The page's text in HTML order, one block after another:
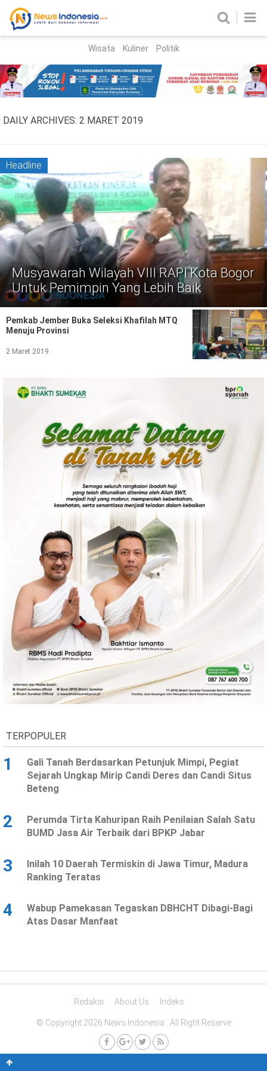
Parlemen
Nasional
Peristiwa
Hukum Kriminal
Korupsi
Politik
Gaya Hidup
Kesehatan Kuliner
Otomotif
Budaya
Ekonomi Olahraga
2026
News
Right
Reserve
Wisata Kuliner Politik
DAILY ARCHIVES: 2 MARET 2019
Headline
Musyawarah Wilayah VIII RAPI Kota Bogor
Untuk Pemimpin Yang Lebih Baik
Pemkab Jember Buka Seleksi Khafilah MTQ
Menuju Provinsi
2 Maret 2019
TERPOPULER
1
Gali Tanah Berdasarkan Petunjuk Mimpi, Pegiat
Sejarah Ungkap Mirip Candi Deres dan Candi Situs
Beteng
2
Perumda Tirta Kahuripan Raih Penilaian Salah Satu
BUMD Jasa Air Terbaik dari BPKP Jabar
3
Inilah 10 Daerah Termiskin di Jawa Timur, Madura
Ranking Teratas
4
Wabup Pamekasan Tegaskan DBHCHT Dibagi-Bagi
Atas Dasar Manfaat
Redaksi About Us Indeks
© Copyright 2026 News Indonesia . All Right Reserve